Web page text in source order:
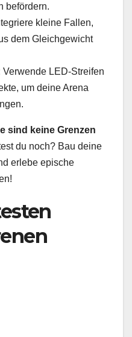
befördern.
kleine Fallen,
dem Gleichgewicht
Verwende LED-Streifen
um deine Arena
sind keine Grenzen
du noch? Bau deine
erlebe epische